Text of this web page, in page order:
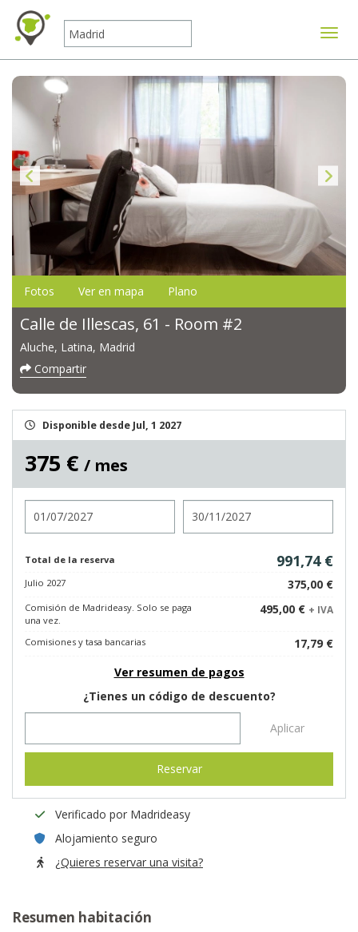
Fotos Ver en mapa Plano
Calle de Illescas, 61 - Room #2
Aluche, Latina, Madrid
Compartir
Disponible desde Jul, 1 2027
375 € / mes
Total de la reserva 991,74 €
Julio 2027 375,00 €
Comisión de Madrideasy. Solo se paga
una vez.
495,00 € + IVA
Comisiones y tasa bancarias
17,79 €
Ver resumen de pagos
¿Tienes un código de descuento?
Aplicar
Reservar
Verificado por Madrideasy
Alojamiento seguro
¿Quieres reservar una visita?
Resumen habitación